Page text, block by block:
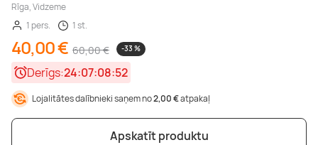
Rīga, Vidzeme
1 pers.
1 st.
40,00 € 60,00 € -33 %
Derīgs:24:07:08:50
Lojalitātes dalībnieki saņem no2,00 €atpakaļ
Apskatīt produktu